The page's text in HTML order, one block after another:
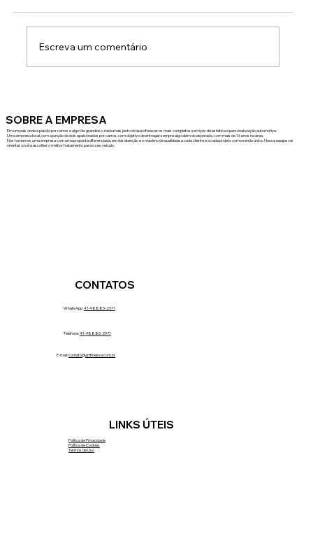
Temperatura do Seu Veículo de Forma
Eficiente
Escreva um comentário
SOBRE A EMPRESA
Em um país onde a paixão por carros é algo tão grandioso, nada mais justo do que oferecer os mais completos serviços de estética e personalização automotiva.
Uma empresa local, com a junção de dois apaixonados por carros, com objetivo de entregar sempre algo além do esperado, com mais de 16 anos na área.
Nos tornamos uma empresa com uma proposta diferenciada, em dar atenção e o máximo de qualidade a cada cliente e a cada projeto como sendo único. Nossa equipe vai
orientar você a escolher o melhor tratamento para o seu veículo.
LINKS ÚTEIS
Política de Privacidade
Política de Cookies
Termos de Uso
CONTATOS
Telefone:41-98885-2971
WhatsApp:41-98885-2971
E-mail:contato@artfinesse.com.br